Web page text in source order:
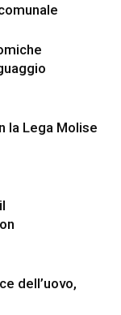
la Lega Molise
dell’uovo,